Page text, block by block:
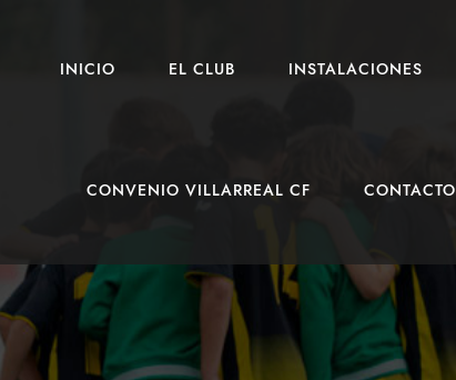
INICIO EL CLUB INSTALACIONES
CONVENIO VILLARREAL CF CONTACTO